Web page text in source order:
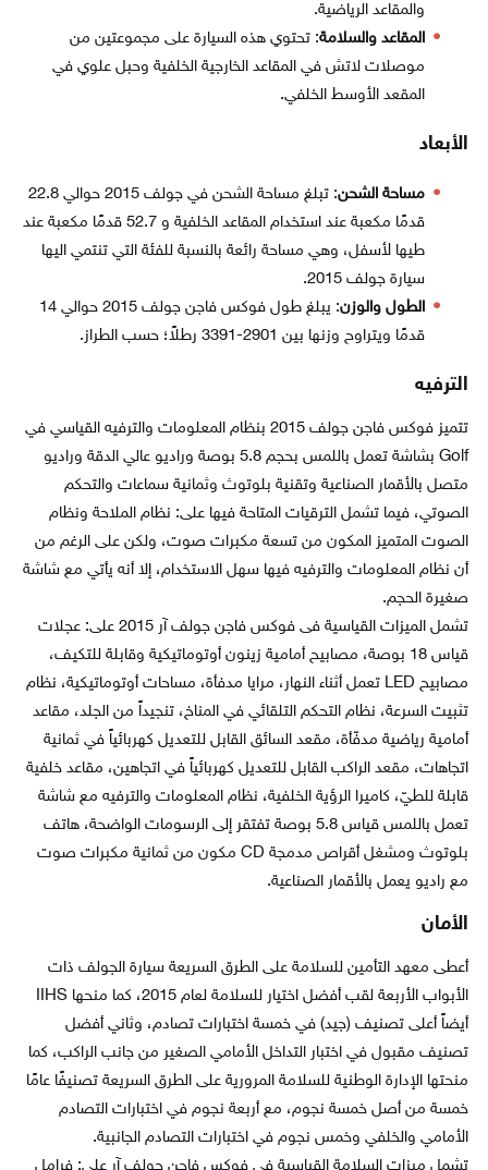
والمقاعد الرياضية.
المقاعد والسلامة: تحتوي هذه السيارة على مجموعتين من
موصلات لاتش في المقاعد الخارجية الخلفية وحبل علوي في
المقعد الأوسط الخلفي.
الأبعاد
مساحة الشحن
: تبلغ مساحة الشحن في جولف 2015 حوالي 22.8
قدمًا مكعبة عند استخدام المقاعد الخلفية و 52.7 قدمًا مكعبة عند
طيها لأسفل، وهي مساحة رائعة بالنسبة للفئة التي تنتمي اليها
سيارة جولف 2015.
الطول والوزن
: يبلغ طول فوكس فاجن جولف 2015 حوالي 14
قدمًا ويتراوح وزنها بين 2901-3391 رطلاً؛ حسب الطراز.
الترفيه
تتميز فوكس فاجن جولف 2015 بنظام المعلومات والترفيه القياسي في
Golf بشاشة تعمل باللمس بحجم 5.8 بوصة وراديو عالي الدقة وراديو
متصل بالأقمار الصناعية وتقنية بلوتوث وثمانية سماعات والتحكم
الصوتي، فيما تشمل الترقيات المتاحة فيها على: نظام الملاحة ونظام
الصوت المتميز المكون من تسعة مكبرات صوت، ولكن على الرغم من
أن نظام المعلومات والترفيه فيها سهل الاستخدام، إلا أنه يأتي مع شاشة
صغيرة الحجم.
تشمل الميزات القياسية فى فوكس فاجن جولف آر 2015 على: عجلات
قياس 18 بوصة، مصابيح أمامية زينون أوتوماتيكية وقابلة للتكيف،
مصابيح LED تعمل أثناء النهار، مرايا مدفأة، مساحات أوتوماتيكية، نظام
تثبيت السرعة، نظام التحكم التلقائي في المناخ، تنجيداً من الجلد، مقاعد
أمامية رياضية مدفّأة، مقعد السائق القابل للتعديل كهربائياً في ثمانية
اتجاهات، مقعد الراكب القابل للتعديل كهربائياً في اتجاهين، مقاعد خلفية
قابلة للطيّ، كاميرا الرؤية الخلفية، نظام المعلومات والترفيه مع شاشة
تعمل باللمس قياس 5.8 بوصة تفتقر إلى الرسومات الواضحة، هاتف
بلوتوث ومشغل أقراص مدمجة CD مكون من ثمانية مكبرات صوت
مع راديو يعمل بالأقمار الصناعية.
الأمان
أعطى معهد التأمين للسلامة على الطرق السريعة سيارة الجولف ذات
الأبواب الأربعة لقب أفضل اختيار للسلامة لعام 2015، كما منحها IIHS
أيضاً أعلى تصنيف (جيد) في خمسة اختبارات تصادم، وثاني أفضل
تصنيف مقبول في اختبار التداخل الأمامي الصغير من جانب الراكب، كما
منحتها الإدارة الوطنية للسلامة المرورية على الطرق السريعة تصنيفًا عامًا
خمسة من أصل خمسة نجوم، مع أربعة نجوم في اختبارات التصادم
الأمامي والخلفي وخمس نجوم في اختبارات التصادم الجانبية.